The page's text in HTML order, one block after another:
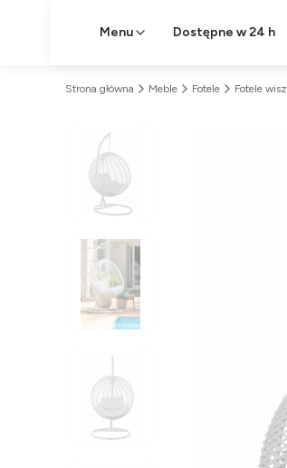
Menu Dostępne w 24 h
Strona główna Meble Fotele Fotele